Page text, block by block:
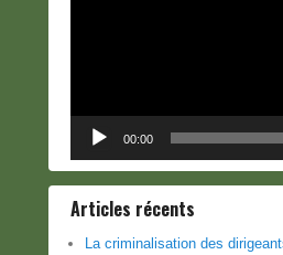
00:00
Articles récents
La criminalisation des